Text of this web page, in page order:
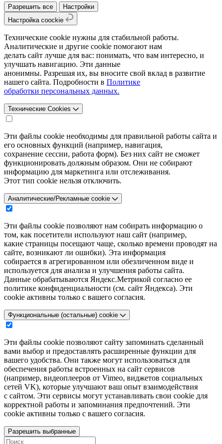
Разрешить все
Настройки
Настройка coockie
Технические cookie нужны для стабильной работы.
Аналитические и другие cookie помогают нам
делать сайт лучше для вас: понимать, что вам интересно, и
улучшать навигацию. Эти данные
анонимны. Разрешая их, вы вносите свой вклад в развитие
нашего сайта. Подробности в Политике
обработки персональных данных.
Технические Cookies
Эти файлы cookie необходимы для правильной работы сайта и
его основных функций (например, навигация,
сохранение сессии, работа форм). Без них сайт не сможет
функционировать должным образом. Они не собирают
информацию для маркетинга или отслеживания.
Этот тип cookie нельзя отключить.
Аналитические/Рекламные cookie
Эти файлы cookie позволяют нам собирать информацию о
том, как посетители используют наш сайт (например,
какие страницы посещают чаще, сколько времени проводят на
сайте, возникают ли ошибки). Эта информация
собирается в агрегированном или обезличенном виде и
используется для анализа и улучшения работы сайта.
Данные обрабатываются Яндекс.Метрикой согласно ее
политике конфиденциальности (см. сайт Яндекса). Эти
cookie активны только с вашего согласия.
Функциональные (остальные) cookie
Эти файлы cookie позволяют сайту запоминать сделанный
вами выбор и предоставлять расширенные функции для
вашего удобства. Они также могут использоваться для
обеспечения работы встроенных на сайт сервисов
(например, видеоплееров от Vimeo, виджетов социальных
сетей VK), которые улучшают ваш опыт взаимодействия
с сайтом. Эти сервисы могут устанавливать свои cookie для
корректной работы и запоминания предпочтений. Эти
cookie активны только с вашего согласия.
Разрешить выбранные